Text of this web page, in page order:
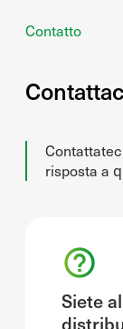
Contatto
risposta a
Siete